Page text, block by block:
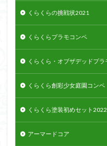
くらくらの挑戦状2021
くらくらプラモコンペ
くらくら・オブザデッドプラ
くらくら創彩少女庭園コンペ
くらくら塗装初めセット2022
アーマードコア